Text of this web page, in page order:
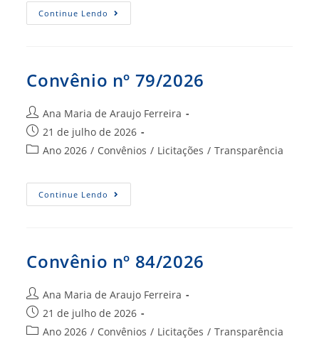
Continue Lendo Convênio
Nº
Convênio nº 79/2026
Autor
do
post:
Ana Maria de Araujo Ferreira
Post
publicado:
21 de julho de 2026
Categoria
post:
Ano 2026 / Convênios / Licitações / Transparência
Continue Lendo Convênio
Nº
Convênio nº 84/2026
Autor
do
post:
Ana Maria de Araujo Ferreira
Post
publicado:
21 de julho de 2026
Categoria
Ano 2026 / Convênios / Licitações / Transparência